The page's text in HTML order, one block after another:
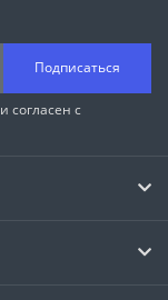
Подписаться
и согласен с